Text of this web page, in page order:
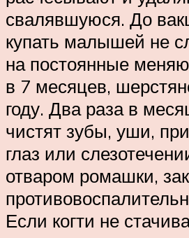
свалявшуюся. До
купать малышей не
на постоянные
в 7 месяцев,
году. Два раза в
чистят зубы, уши,
глаз или
отваром ромашки,
Если когти не